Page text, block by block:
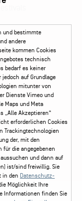
Service
und bestimmte
andere
kommen Cookies
technisch
bedarf es keiner
auf Grundlage
mitunter von
Dienste Vimeo und
Maps und Meta
„Alle Akzeptieren“
erforderlichen Cookies
Trackingtechnologien
der, mit den
für die angegebenen
und dann auf
ist/sind freiwillig. Sie
in den Datenschutz-
Möglichkeit Ihre
Informationen finden Sie